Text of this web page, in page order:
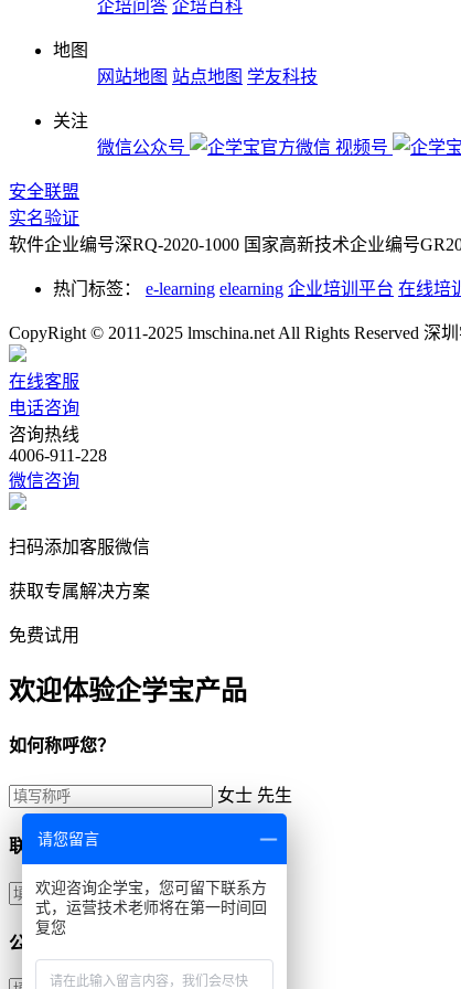
企培问答 企培百科
地图
网站地图 站点地图 学友科技
关注
微信公众号
视频号
安全联盟
实名验证
软件企业编号深RQ-2020-1000 国家高新技术企业编号
热门标签： e-learning elearning 企业培训平台 在线培
CopyRight © 2011-2025 lmschina.net All Rights Reserved
在线客服
电话咨询
咨询热线
4006-911-228
微信咨询
扫码添加客服微信
获取专属解决方案
免费试用
欢迎体验企学宝产品
如何称呼您？
女士 先生
联系方式
公司名称
请您留言
欢迎咨询企学宝，您可留下联系方
式，运营技术老师将在第一时间回
复您